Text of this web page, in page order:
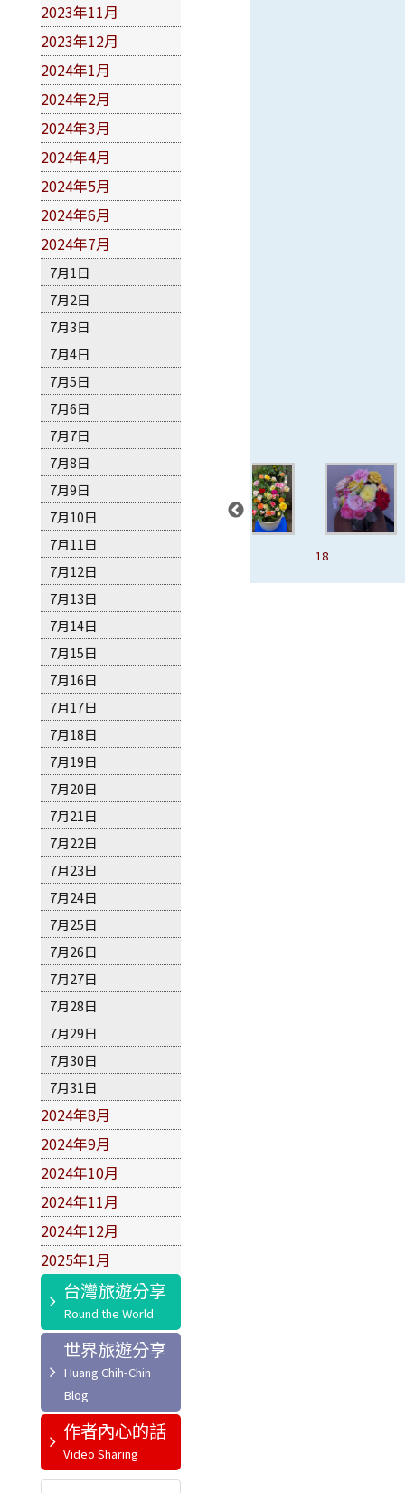
2023年11月
2023年12月
2024年1月
2024年2月
2024年3月
2024年4月
2024年5月
2024年6月
2024年7月
7月1日
7月2日
7月3日
7月4日
7月5日
7月6日
7月7日
7月8日
7月9日
7月10日
7月11日
7月12日
7月13日
7月14日
7月15日
7月16日
7月17日
7月18日
7月19日
7月20日
7月21日
7月22日
7月23日
7月24日
7月25日
7月26日
7月27日
7月28日
7月29日
7月30日
7月31日
2024年8月
2024年9月
2024年10月
2024年11月
2024年12月
2025年1月
台灣旅遊分享
世界旅遊分享
作者內心的話
16、馬貝拉 17 19